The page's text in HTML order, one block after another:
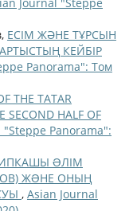
ЕСІМ ЖӘНЕ ТҰРСЫН
КЕЙБІР
Panorama": Том
THE TATAR
SECOND HALF OF
"Steppe Panorama":
ƏЛІМ
ЖƏНЕ ОНЫҢ
, Asian Journal